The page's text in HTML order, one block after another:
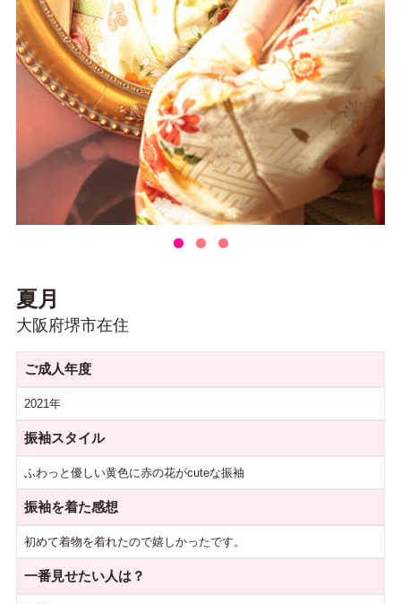
夏月
大阪府堺市在住
ご成人年度
2021年
振袖スタイル
ふわっと優しい黄色に赤の花がcuteな振袖
振袖を着た感想
初めて着物を着れたので嬉しかったです。
一番見せたい人は？